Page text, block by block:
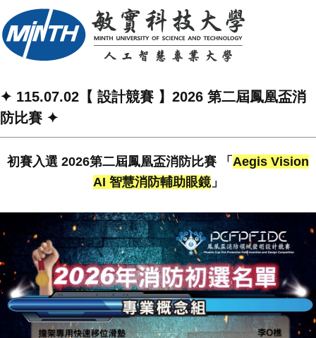
✦ 115.07.02【 設計競賽 】2026 第二屆鳳凰盃消
防比賽 ✦
初賽入選 2026第二屆鳳凰盃消防比賽 「 Aegis Vision
AI 智慧消防輔助眼鏡」